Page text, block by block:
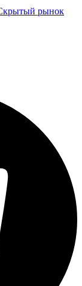
рынок